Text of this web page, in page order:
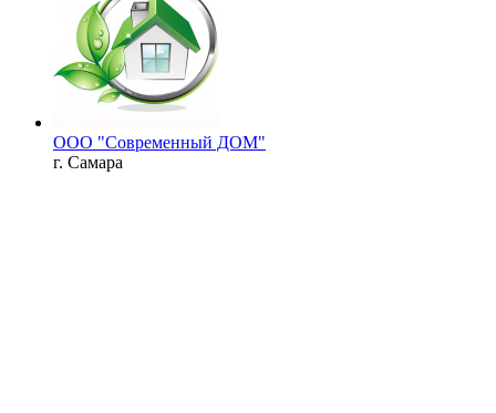
ООО "Современный ДОМ"
г. Самара